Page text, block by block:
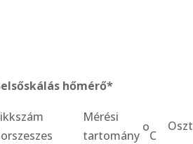
hőmérő*
Mérési
tartomány
o
C